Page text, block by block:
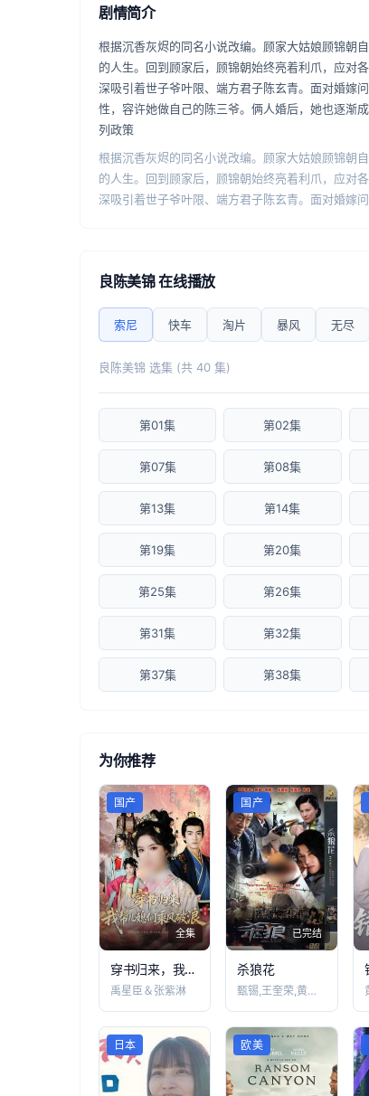
剧情简介
根据沉香灰烬的同名小说改编。顾家大姑娘顾锦朝
的人生。回到顾家后，顾锦朝始终亮着利爪，应对
深吸引着世子爷叶限、端方君子陈玄青。面对婚嫁
性，容许她做自己的陈三爷。俩人婚后，她也逐渐
列政策
根据沉香灰烬的同名小说改编。顾家大姑娘顾锦朝
的人生。回到顾家后，顾锦朝始终亮着利爪，应对
深吸引着世子爷叶限、端方君子陈玄青。面对婚嫁
良陈美锦 在线播放
索尼 快车 淘片 暴风 无尽
良陈美锦 选集 (共 40 集)
第01集 第02集
第07集 第08集
第13集 第14集
第19集 第20集
第25集 第26集
第31集 第32集
第37集 第38集
为你推荐
国产
全集
穿书归来，我帮儿媳们乘风破浪
禹星臣＆张紫淋
国产
已完结
杀狼花
甄锡,王奎荣,黄海冰,苏瑾,丹琳,张笑君
日本 欧美